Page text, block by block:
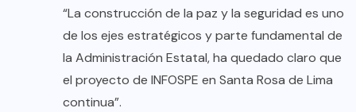
“La construcción de la paz y la seguridad es uno
de los ejes estratégicos y parte fundamental de
la Administración Estatal, ha quedado claro que
el proyecto de INFOSPE en Santa Rosa de Lima
continua”.